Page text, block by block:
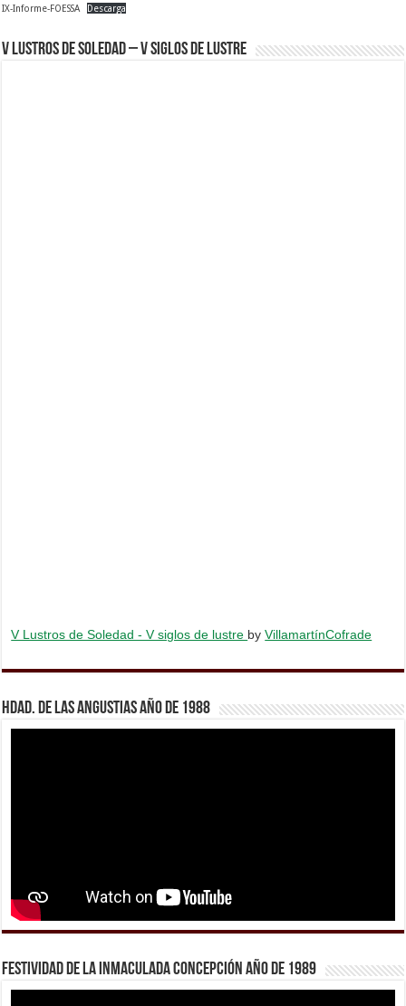
IX-Informe-FOESSA Descarga
V Lustros de Soledad – V Siglos de Lustre
V Lustros de Soledad - V siglos de lustre byVillamartínCofrade
Hdad. de Las Angustias año de 1988
Festividad de la Inmaculada Concepción año de 1989